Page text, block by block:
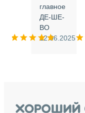
главное
ДЕ-ШЕ-
ВО
12.06.2025